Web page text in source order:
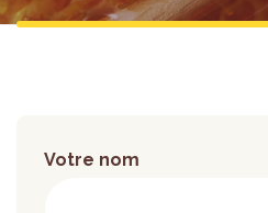
Votre nom